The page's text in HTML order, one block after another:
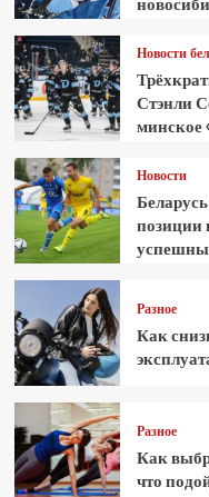
Новости
Стэнли
минское
Новости
позиции
Разное
Как
Разное
Как
что